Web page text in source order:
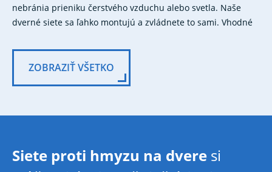
nebránia prieniku čerstvého vzduchu alebo svetla. Naše
dverné siete sa ľahko montujú a zvládnete to sami. Vhodné
vyrobiť dverové siete proti hmyzu na mieru.
Prečo zvoliť dverové siete proti hmyzu
hmyzom, ktorý môže prenášať rôzne choroby alebo
technológiám výroby nenarušujú priepustnosť čerstvého
ZOBRAZIŤ VŠETKO
Siete proti hmyzu na dvere si